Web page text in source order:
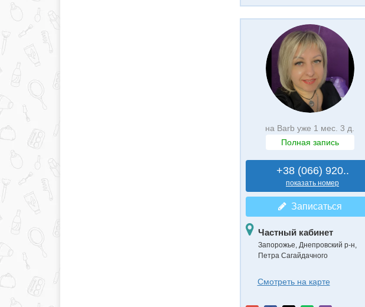
на Barb уже 1 мес. 3 д.
Полная запись
+38 (066) 920..
показать номер
Записаться
Частный кабинет
Запорожье, Днепровский р-н,
Петра Сагайдачного
Смотреть на карте